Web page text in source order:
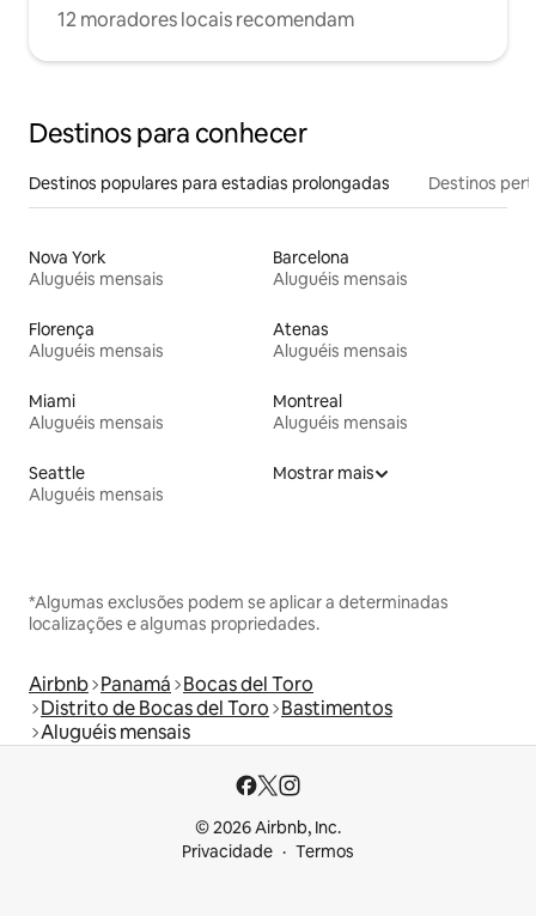
12 moradores locais recomendam
Destinos para conhecer
Destinos populares para estadias prolongadas Destinos
Nova York
Aluguéis mensais
Barcelona
Aluguéis mensais
Florença
Aluguéis mensais
Atenas
Aluguéis mensais
Miami
Aluguéis mensais
Montreal
Aluguéis mensais
Seattle
Aluguéis mensais
Mostrar mais
*Algumas exclusões podem se aplicar a determinadas
localizações e algumas propriedades.
Airbnb Panamá Bocas del Toro
Distrito de Bocas del Toro Bastimentos
Aluguéis mensais
© 2026 Airbnb, Inc.
Privacidade
Termos